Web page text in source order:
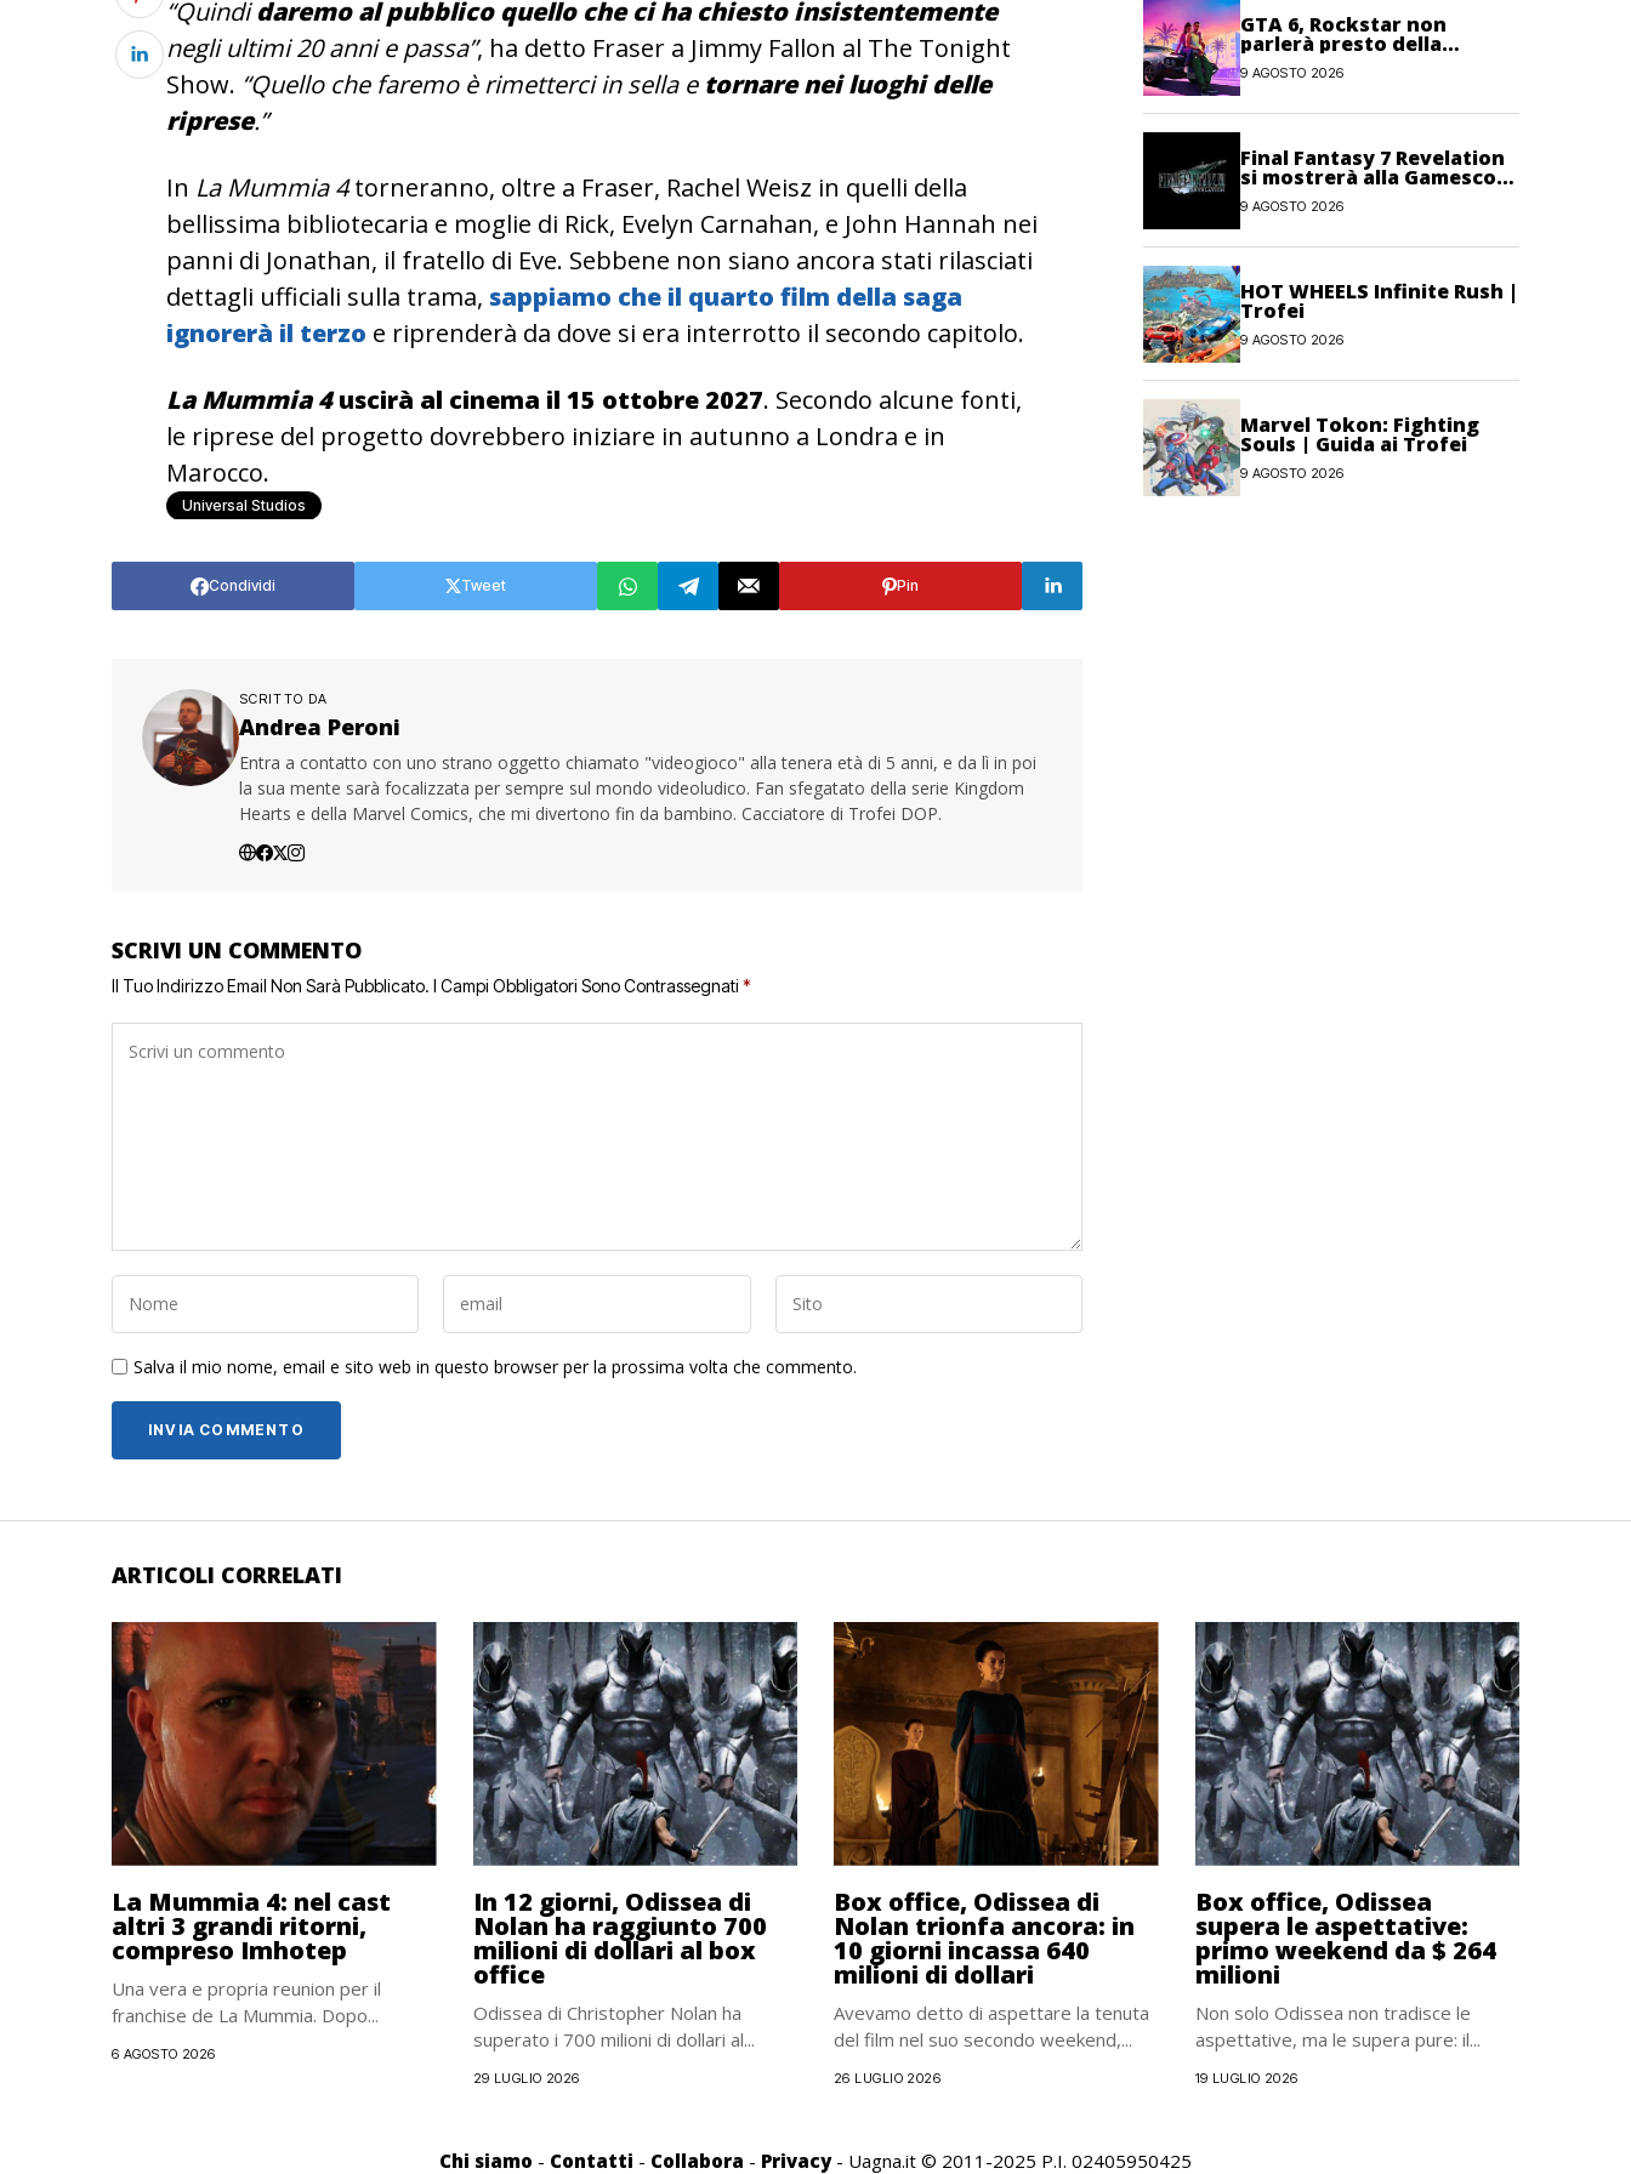
“Quindidaremo al pubblico quello che ci ha chiesto insistentemente
negli ultimi 20 anni e passa”, ha detto Fraser a Jimmy Fallon al The Tonight
Show. “Quello che faremo è rimetterci in sella etornare nei luoghi delle
riprese.”
In La Mummia 4torneranno, oltre a Fraser, Rachel Weisz in quelli della
bellissima bibliotecaria e moglie di Rick, Evelyn Carnahan, e John Hannah nei
panni di Jonathan, il fratello di Eve. Sebbene non siano ancora stati rilasciati
dettagli ufficiali sulla trama, sappiamo che il quarto film della saga
ignorerà il terzo e riprenderà da dove si era interrotto il secondo capitolo.
La Mummia 4uscirà al cinema il 15 ottobre 2027. Secondo alcune fonti,
le riprese del progetto dovrebbero iniziare in autunno a Londra e in
Marocco.
Universal Studios
Condividi Tweet Pin
SCRITTO DA
Andrea Peroni
Entra a contatto con uno strano oggetto chiamato "videogioco" alla tenera età di 5 anni, e da lì in poi
la sua mente sarà focalizzata per sempre sul mondo videoludico. Fan sfegatato della serie Kingdom
Hearts e della Marvel Comics, che mi divertono fin da bambino. Cacciatore di Trofei DOP.
SCRIVI UN COMMENTO
Il Tuo Indirizzo Email Non Sarà Pubblicato. I Campi Obbligatori Sono Contrassegnati *
Salva il mio nome, email e sito web in questo browser per la prossima volta che commento.
GTA 6, Rockstar non
parlerà presto della
modalità Online: priorità al
single-player
9 AGOSTO 2026
Final Fantasy 7 Revelation
si mostrerà alla Gamescom
Opening Night Live
9 AGOSTO 2026
HOT WHEELS Infinite Rush |
Trofei
9 AGOSTO 2026
Marvel Tokon: Fighting
Souls | Guida ai Trofei
9 AGOSTO 2026
ARTICOLI CORRELATI
La Mummia 4: nel cast
altri 3 grandi ritorni,
compreso Imhotep
Una vera e propria reunion per il
franchise de La Mummia. Dopo...
6 AGOSTO 2026
In 12 giorni, Odissea di
Nolan ha raggiunto 700
milioni di dollari al box
office
Odissea di Christopher Nolan ha
superato i 700 milioni di dollari al...
29 LUGLIO 2026
Box office, Odissea di
Nolan trionfa ancora: in
10 giorni incassa 640
milioni di dollari
Avevamo detto di aspettare la tenuta
del film nel suo secondo weekend,...
26 LUGLIO 2026
Box office, Odissea
supera le aspettative:
primo weekend da $ 264
milioni
Non solo Odissea non tradisce le
aspettative, ma le supera pure: il...
19 LUGLIO 2026
Chi siamo - Contatti - Collabora - Privacy- Uagna.it © 2011-2025 P.I. 02405950425